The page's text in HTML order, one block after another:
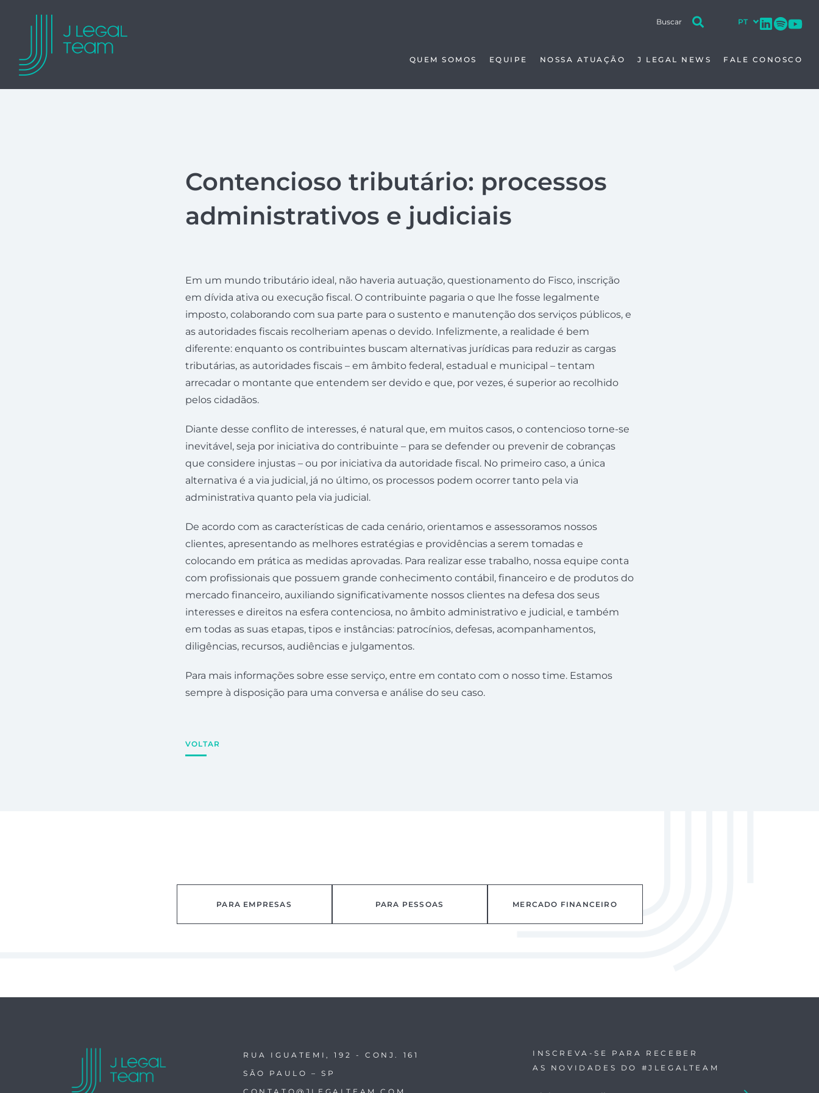
QUEM SOMOS EQUIPE NOSSA ATUAÇÃO J LEGAL NEWS FALE CONOSCO
Contencioso tributário: processos
administrativos e judiciais
Em um mundo tributário ideal, não haveria autuação, questionamento do Fisco, inscrição
em dívida ativa ou execução fiscal. O contribuinte pagaria o que lhe fosse legalmente
imposto, colaborando com sua parte para o sustento e manutenção dos serviços públicos, e
as autoridades fiscais recolheriam apenas o devido. Infelizmente, a realidade é bem
diferente: enquanto os contribuintes buscam alternativas jurídicas para reduzir as cargas
tributárias, as autoridades fiscais – em âmbito federal, estadual e municipal – tentam
arrecadar o montante que entendem ser devido e que, por vezes, é superior ao recolhido
pelos cidadãos.
Diante desse conflito de interesses, é natural que, em muitos casos, o contencioso torne-se
inevitável, seja por iniciativa do contribuinte – para se defender ou prevenir de cobranças
que considere injustas – ou por iniciativa da autoridade fiscal. No primeiro caso, a única
alternativa é a via judicial, já no último, os processos podem ocorrer tanto pela via
administrativa quanto pela via judicial.
De acordo com as características de cada cenário, orientamos e assessoramos nossos
clientes, apresentando as melhores estratégias e providências a serem tomadas e
colocando em prática as medidas aprovadas. Para realizar esse trabalho, nossa equipe conta
com profissionais que possuem grande conhecimento contábil, financeiro e de produtos do
mercado financeiro, auxiliando significativamente nossos clientes na defesa dos seus
interesses e direitos na esfera contenciosa, no âmbito administrativo e judicial, e também
em todas as suas etapas, tipos e instâncias: patrocínios, defesas, acompanhamentos,
diligências, recursos, audiências e julgamentos.
Para mais informações sobre esse serviço, entre em contato com o nosso time. Estamos
sempre à disposição para uma conversa e análise do seu caso.
VOLTAR
PARA EMPRESAS PARA PESSOAS MERCADO FINANCEIRO
RUA IGUATEMI, 192 - CONJ. 161
SÃO PAULO – SP
INSCREVA-SE PARA RECEBER
AS NOVIDADES DO #JLEGALTEAM